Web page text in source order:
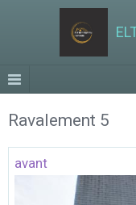
Ravalement 5
avant